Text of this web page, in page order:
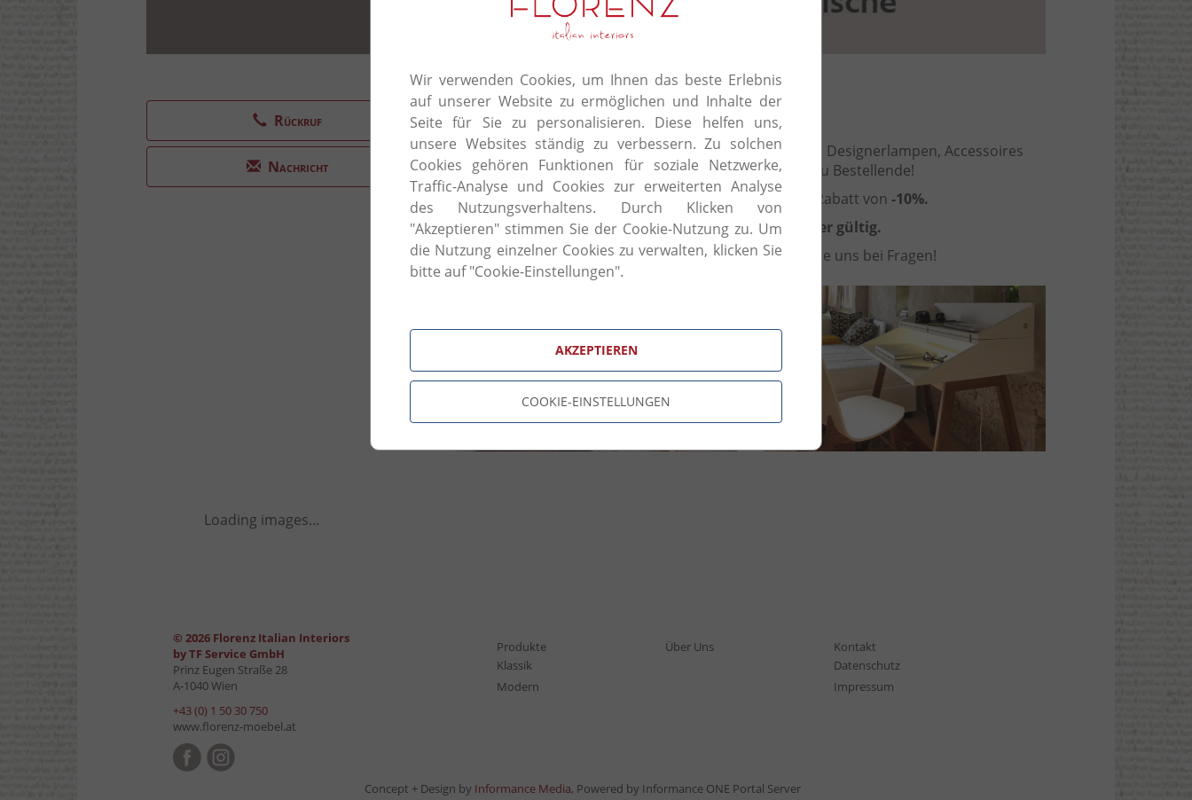
Rückruf
Nachricht
Aktion!
Wir bieten Ihnen einen Rabatt von-20%auf italienische Designerlampen, Accessoires
und Schreibtische unserer Ausstellung. Und-15%
auf zu Bestellende!
Ausgenommen die Firma Porada bekommt nur einen Rabatt von -10%.
Diese Angebote sind von 05 September bis 08 Oktober gültig.
Besuchen Sie unseren Schauraum oderkontaktieren Sie uns bei Fragen!
Loading images...
© 2026 Florenz Italian Interiors
by TF Service GmbH
Prinz Eugen Straße 28
A-1040 Wien
+43 (0) 1 50 30 750
www.florenz-moebel.at
Produkte
Klassik
Modern
Über Uns
Kontakt
Datenschutz
Impressum
Concept + Design by Informance Media, Powered by Informance ONE Portal Server
Wir verwenden Cookies, um Ihnen das beste Erlebnis
auf unserer Website zu ermöglichen und Inhalte der
Seite für Sie zu personalisieren. Diese helfen uns,
unsere Websites ständig zu verbessern. Zu solchen
Cookies gehören Funktionen für soziale Netzwerke,
Traffic-Analyse und Cookies zur erweiterten Analyse
des Nutzungsverhaltens. Durch Klicken von
"Akzeptieren" stimmen Sie der Cookie-Nutzung zu. Um
die Nutzung einzelner Cookies zu verwalten, klicken Sie
bitte auf "Cookie-Einstellungen".
AKZEPTIEREN
COOKIE-EINSTELLUNGEN